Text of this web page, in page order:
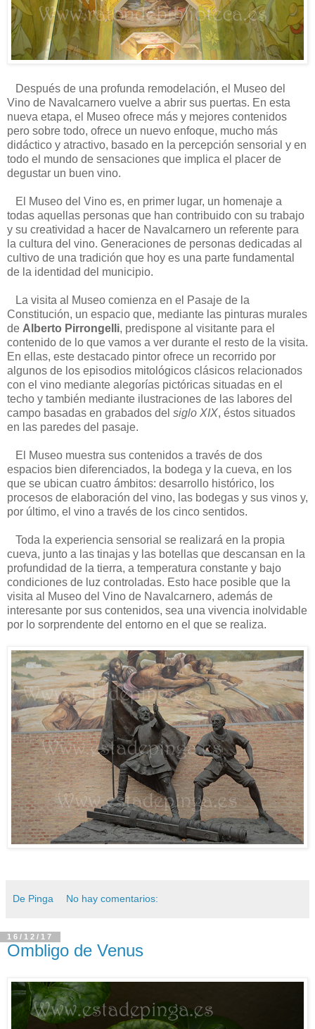
Después de una profunda remodelación, el Museo del
Vino de Navalcarnero vuelve a abrir sus puertas. En esta
nueva etapa, el Museo ofrece más y mejores contenidos
pero sobre todo, ofrece un nuevo enfoque, mucho más
didáctico y atractivo, basado en la percepción sensorial y en
todo el mundo de sensaciones que implica el placer de
degustar un buen vino.
El Museo del Vino es, en primer lugar, un homenaje a
todas aquellas personas que han contribuido con su trabajo
y su creatividad a hacer de Navalcarnero un referente para
la cultura del vino. Generaciones de personas dedicadas al
cultivo de una tradición que hoy es una parte fundamental
de la identidad del municipio.
La visita al Museo comienza en el Pasaje de la
Constitución, un espacio que, mediante las pinturas murales
de Alberto Pirrongelli, predispone al visitante para el
contenido de lo que vamos a ver durante el resto de la visita.
En ellas, este destacado pintor ofrece un recorrido por
algunos de los episodios mitológicos clásicos relacionados
con el vino mediante alegorías pictóricas situadas en el
techo y también mediante ilustraciones de las labores del
campo basadas en grabados del siglo XIX, éstos situados
en las paredes del pasaje.
El Museo muestra sus contenidos a través de dos
espacios bien diferenciados, la bodega y la cueva, en los
que se ubican cuatro ámbitos: desarrollo histórico, los
procesos de elaboración del vino, las bodegas y sus vinos y,
por último, el vino a través de los cinco sentidos.
Toda la experiencia sensorial se realizará en la propia
cueva, junto a las tinajas y las botellas que descansan en la
profundidad de la tierra, a temperatura constante y bajo
condiciones de luz controladas. Esto hace posible que la
visita al Museo del Vino de Navalcarnero, además de
interesante por sus contenidos, sea una vivencia inolvidable
por lo sorprendente del entorno en el que se realiza.
De Pinga No hay comentarios:
16/12/17
Ombligo de Venus